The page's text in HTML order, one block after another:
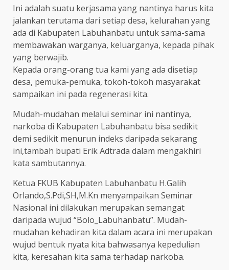
Ini adalah suatu kerjasama yang nantinya harus kita
jalankan terutama dari setiap desa, kelurahan yang
ada di Kabupaten Labuhanbatu untuk sama-sama
membawakan warganya, keluarganya, kepada pihak
yang berwajib.
Kepada orang-orang tua kami yang ada disetiap
desa, pemuka-pemuka, tokoh-tokoh masyarakat
sampaikan ini pada regenerasi kita.
Mudah-mudahan melalui seminar ini nantinya,
narkoba di Kabupaten Labuhanbatu bisa sedikit
demi sedikit menurun indeks daripada sekarang
ini,tambah bupati Erik Adtrada dalam mengakhiri
kata sambutannya.
Ketua FKUB Kabupaten Labuhanbatu H.Galih
Orlando,S.Pdi,SH,M.Kn menyampaikan Seminar
Nasional ini dilakukan merupakan semangat
daripada wujud “Bolo_Labuhanbatu”. Mudah-
mudahan kehadiran kita dalam acara ini merupakan
wujud bentuk nyata kita bahwasanya kepedulian
kita, keresahan kita sama terhadap narkoba.